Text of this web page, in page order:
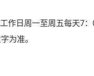
作日周一至周五每天7
为准。